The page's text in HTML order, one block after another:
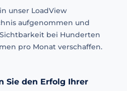
unser LoadView
aufgenommen und
bei Hunderten
pro Monat verschaffen.
Sie den Erfolg Ihrer